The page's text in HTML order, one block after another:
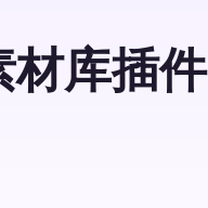
材库插件